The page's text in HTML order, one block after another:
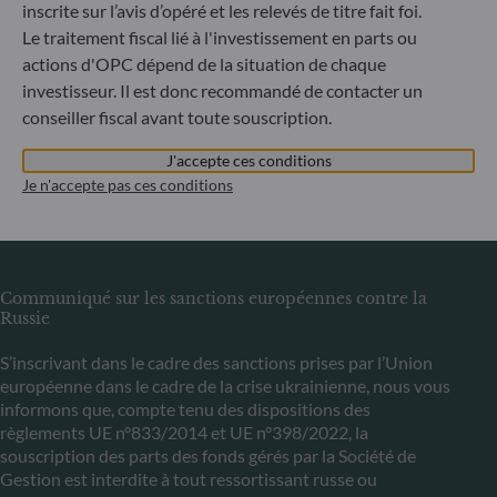
ODDO BHF Asset Management LUX
6, rue Gabriel Lippmann
Luxembourg
Enregistré au registre du commerce et des sociétés de
Luxembourg sous le numéro B 29891 Agréé et supervisé
Communiqué sur les sanctions européennes contre la
Russie
S’inscrivant dans le cadre des sanctions prises par l’Union
européenne dans le cadre de la crise ukrainienne, nous vous
informons que, compte tenu des dispositions des
règlements UE n°833/2014 et UE n°398/2022, la
souscription des parts des fonds gérés par la Société de
Gestion est interdite à tout ressortissant russe ou
inscrite sur l’avis d’opéré et les relevés de titre fait foi.
Le traitement fiscal lié à l'investissement en parts ou
actions d'OPC dépend de la situation de chaque
investisseur. Il est donc recommandé de contacter un
conseiller fiscal avant toute souscription.
J'accepte ces conditions
Je n'accepte pas ces conditions